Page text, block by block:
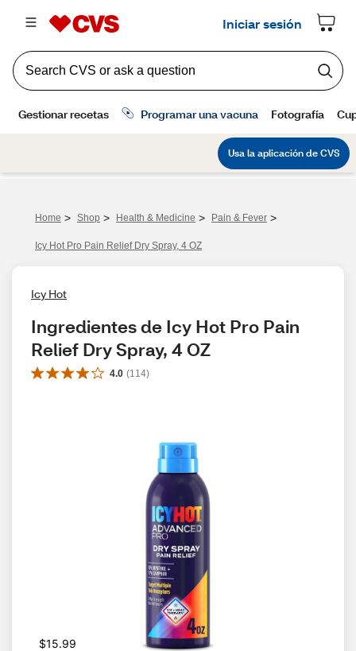
Home > Shop > Health & Medicine > Pain & Fever >
Icy Hot Pro Pain Relief Dry Spray, 4 OZ
Icy Hot
Ingredientes de Icy Hot Pro Pain
Relief Dry Spray, 4 OZ
4.0 (114)
$15.99